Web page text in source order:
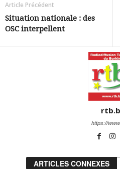
Article Précédent
Situation nationale : des
OSC interpellent
https://
ARTICLES CONNEXES